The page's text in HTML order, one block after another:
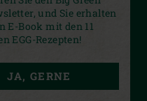
und Sie erhalten
E-Book mit den 11
EGG-Rezepten!
JA, GERNE